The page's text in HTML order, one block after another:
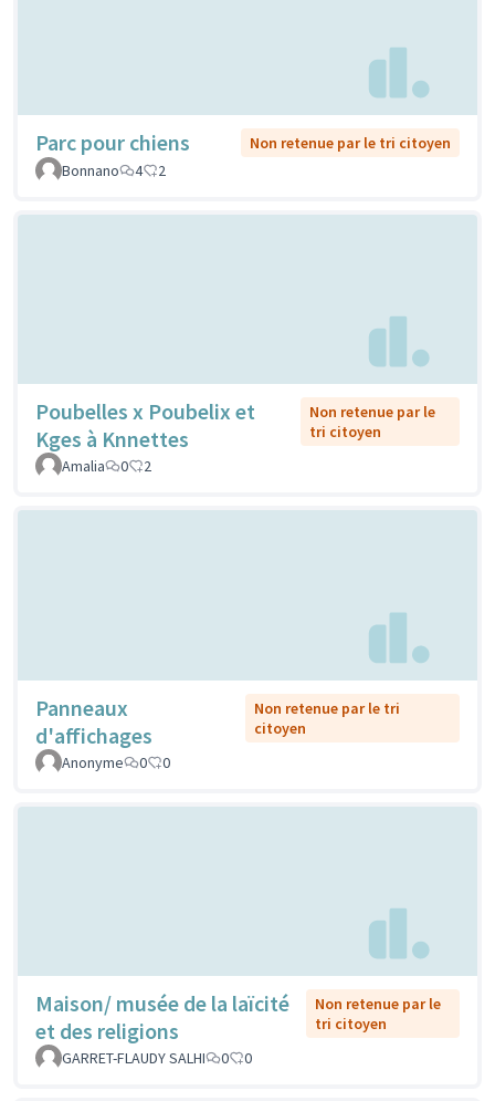
Parc pour chiens
Non retenue par le tri citoyen
Bonnano
4 2
Poubelles x Poubelix et
Kges à Knnettes
Non retenue par le
tri citoyen
Amalia
0 2
Panneaux
d'affichages
Non retenue par le tri
citoyen
Anonyme
0 0
Maison/ musée de la laïcité
et des religions
Non retenue par le
tri citoyen
GARRET-FLAUDY SALHI
0 0